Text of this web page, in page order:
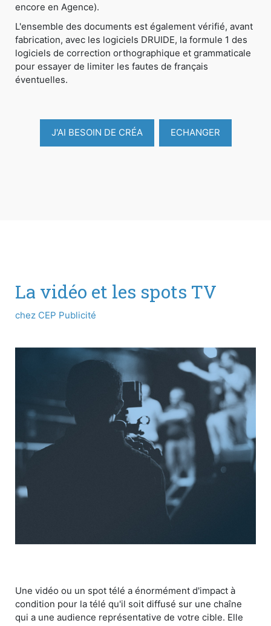
encore en Agence).
L'ensemble des documents est également vérifié, avant
fabrication, avec les logiciels DRUIDE, la formule 1 des
logiciels de correction orthographique et grammaticale
pour essayer de limiter les fautes de français
éventuelles.
J'AI BESOIN DE CRÉA ECHANGER
La vidéo et les spots TV
chez CEP Publicité
Une vidéo ou un spot télé a énormément d'impact à
condition pour la télé qu'il soit diffusé sur une chaîne
qui a une audience représentative de votre cible. Elle